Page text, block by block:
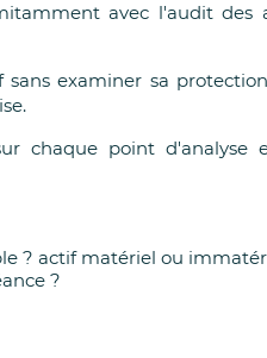
avec l'audit des
examiner sa
chaque point d'analyse
? actif matériel ou
?